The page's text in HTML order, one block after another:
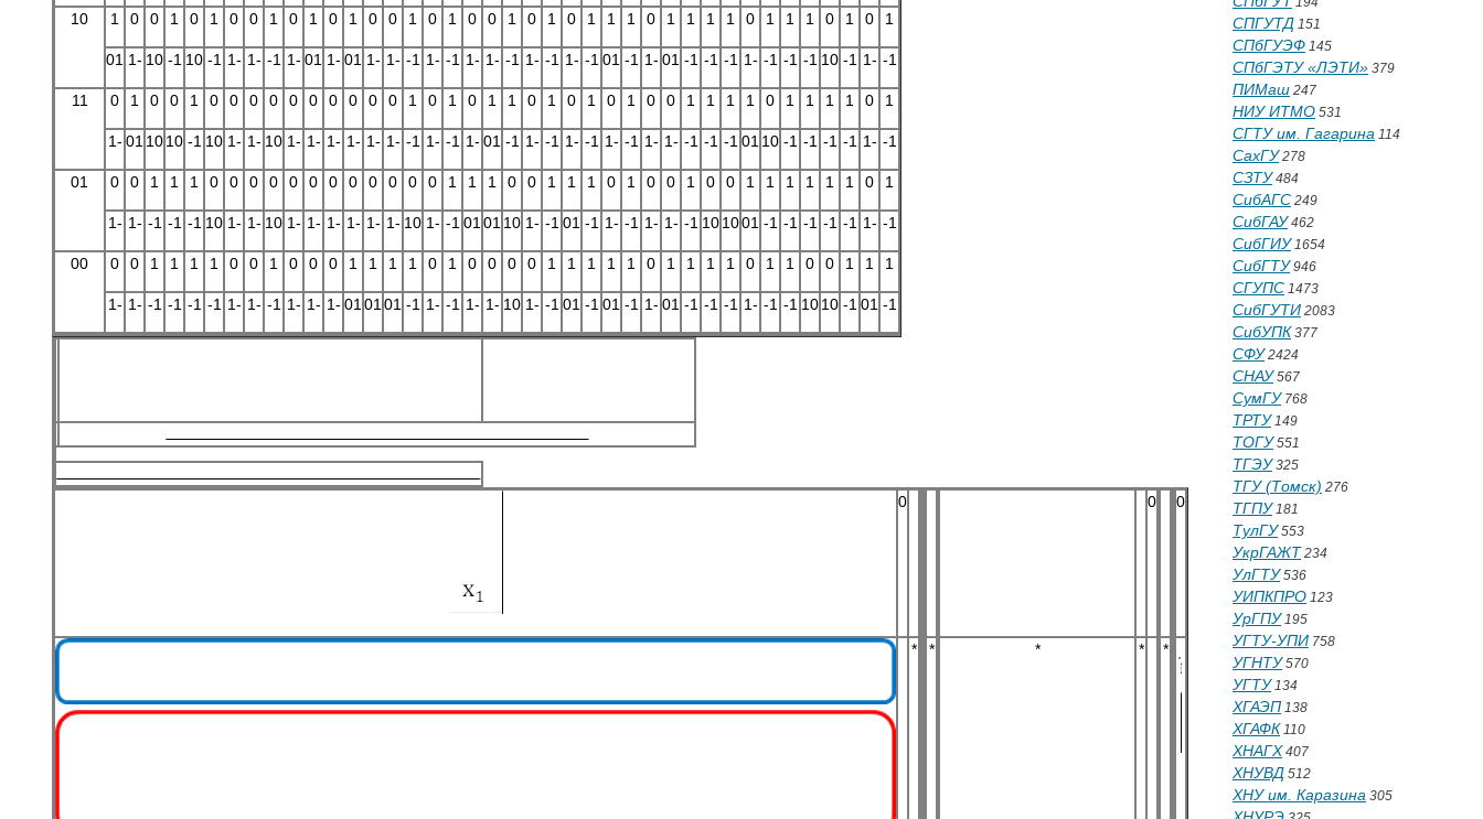
10 1 0 0 1 0 1 0 0 1 0 1 0 1 0 0 1 0 1 0 0 1 0 1 0 1 1 1 0 1 1 1 1 0 1 1 1 0 1 0 1
01 1- 10 -1 10 -1 1- 1- -1 1- 01 1- 01 1- 1- -1 1- -1 1- 1- -1 1- -1 1- -1 01 -1 1- 01 -1 -1 -1 1- -1 -1 -1 10 -1 1- -1
11 0 1 0 0 1 0 0 0 0 0 0 0 0 0 0 1 0 1 0 1 1 0 1 0 1 0 1 0 0 1 1 1 1 0 1 1 1 1 0 1
1- 01 1010 -1 10 1- 1- 10 1- 1- 1- 1- 1- 1- -1 1- -1 1- 01 -1 1- -1 1- -1 1- -1 1- 1- -1 -1 -1 01 10 -1 -1 -1 -1 1- -1
01 0 0 1 1 1 0 0 0 0 0 0 0 0 0 0 0 0 1 1 1 0 0 1 1 1 0 1 0 0 1 0 0 1 1 1 1 1 1 0 1
1- 1- -1 -1 -1 10 1- 1- 10 1- 1- 1- 1- 1- 1- 10 1- -1 01 01 10 1- -1 01 -1 1- -1 1- 1- -1 101001 -1 -1 -1 -1 -1 1- -1
00 0 0 1 1 1 1 0 0 1 0 0 0 1 1 1 1 0 1 0 0 0 0 1 1 1 1 1 0 1 1 1 1 0 1 1 0 0 1 1 1
1- 1- -1 -1 -1 -1 1- 1- -1 1- 1- 1- 01 01 01 -1 1- -1 1- 1- 10 1- -1 01 -1 01 -1 1- 01 -1 -1 -1 1- -1 -1 1010 -1 01 -1
0 0 0
* * * * *
СПГУТД 151
СПбГУЭФ 145
СПбГЭТУ «ЛЭТИ» 379
ПИМаш 247
НИУ ИТМО 531
СГТУ им. Гагарина 114
СахГУ278
СЗТУ484
СибАГС 249
СибГАУ462
СибГИУ1654
СибГТУ946
СГУПС 1473
СибГУТИ 2083
СибУПК 377
СФУ2424
СНАУ567
СумГУ768
ТРТУ149
ТОГУ551
ТГЭУ325
ТГУ (Томск) 276
ТГПУ181
ТулГУ553
УкрГАЖТ 234
УлГТУ536
УИПКПРО 123
УрГПУ195
УГТУ-УПИ 758
УГНТУ570
УГТУ134
ХГАЭП 138
ХГАФК 110
ХНАГХ 407
ХНУВД 512
ХНУ им. Каразина 305